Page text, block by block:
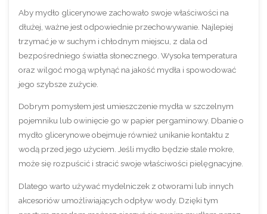
Aby mydło glicerynowe zachowało swoje właściwości na
dłużej, ważne jest odpowiednie przechowywanie. Najlepiej
trzymać je w suchym i chłodnym miejscu, z dala od
bezpośredniego światła słonecznego. Wysoka temperatura
oraz wilgoć mogą wpłynąć na jakość mydła i spowodować
jego szybsze zużycie.
Dobrym pomysłem jest umieszczenie mydła w szczelnym
pojemniku lub owinięcie go w papier pergaminowy. Dbanie o
mydło glicerynowe obejmuje również unikanie kontaktu z
wodą przed jego użyciem. Jeśli mydło będzie stale mokre,
może się rozpuścić i stracić swoje właściwości pielęgnacyjne.
Dlatego warto używać mydelniczek z otworami lub innych
akcesoriów umożliwiających odpływ wody. Dzięki tym